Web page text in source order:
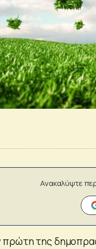
Ανακαλύψτε
πρώτη της